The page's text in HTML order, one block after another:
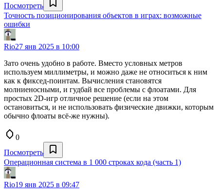
Посмотреть
Точность позиционирования объектов в играх: возможные
ошибки
Rio27 янв 2025 в 10:00
Зато очень удобно в работе. Вместо условных метров
используем миллиметры, и можно даже не относиться к ним
как к фиксед-поинтам. Вычисления становятся
молниеносными, и гудбай все проблемы с флоатами. Для
простых 2D-игр отличное решение (если на этом
остановиться, и не использовать физические движки, которым
обычно флоаты всё-же нужны).
0
Посмотреть
Операционная система в 1 000 строках кода (часть 1)
Rio19 янв 2025 в 09:47